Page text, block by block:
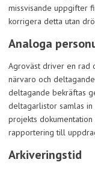
missvisande uppgifter
korrigera detta utan
Analoga
Agroväst driver en rad
närvaro och
deltagande bekräftas
deltagarlistor samlas
projekts
rapportering till
Arkiveringstid